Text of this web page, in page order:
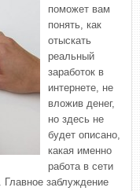
поможет вам
понять, как
отыскать
реальный
заработок в
интернете, не
вложив денег,
но здесь не
будет описано,
какая именно
работа в сети
Главное заблуждение